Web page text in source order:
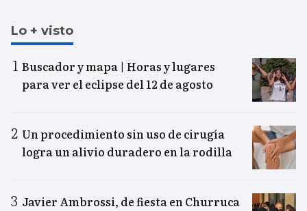
Lo + visto
Buscador y mapa | Horas y lugares
para ver el eclipse del 12 de agosto
Un procedimiento sin uso de cirugía
logra un alivio duradero en la rodilla
Javier Ambrossi, de fiesta en Churruca